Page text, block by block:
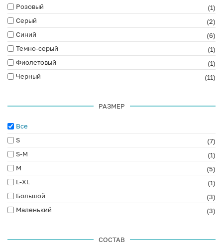
Розовый
(1)
Серый
(2)
Синий
(6)
Темно-серый
(1)
Фиолетовый
(1)
Черный
(11)
РАЗМЕР
Все
S
(7)
S-M
(1)
M
(5)
L-XL
(1)
Большой
(3)
Маленький
(3)
СОСТАВ